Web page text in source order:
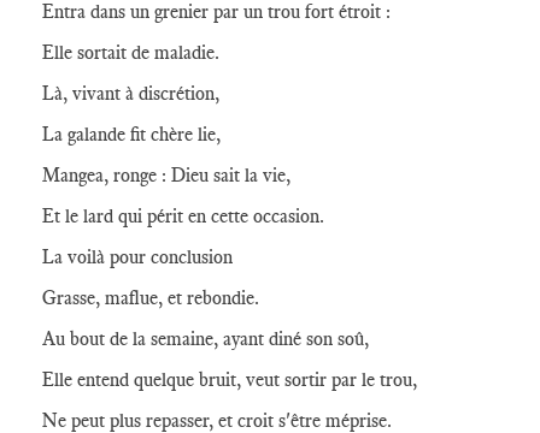
Entra dans un grenier par un trou fort étroit :
Elle sortait de maladie.
Là, vivant à discrétion,
La galande fit chère lie,
Mangea, ronge : Dieu sait la vie,
Et le lard qui périt en cette occasion.
La voilà pour conclusion
Grasse, maflue, et rebondie.
Au bout de la semaine, ayant diné son soû,
Elle entend quelque bruit, veut sortir par le trou,
Ne peut plus repasser, et croit s'être méprise.